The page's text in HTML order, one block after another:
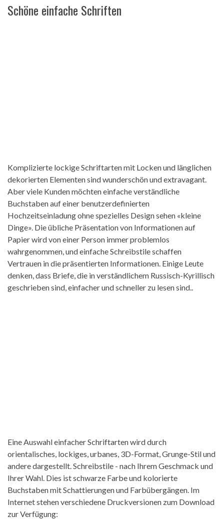
Schöne einfache Schriften
Komplizierte lockige Schriftarten mit Locken und länglichen
dekorierten Elementen sind wunderschön und extravagant.
Aber viele Kunden möchten einfache verständliche
Buchstaben auf einer benutzerdefinierten
Hochzeitseinladung ohne spezielles Design sehen «kleine
Dinge». Die übliche Präsentation von Informationen auf
Papier wird von einer Person immer problemlos
wahrgenommen, und einfache Schreibstile schaffen
Vertrauen in die präsentierten Informationen. Einige Leute
denken, dass Briefe, die in verständlichem Russisch-Kyrillisch
geschrieben sind, einfacher und schneller zu lesen sind..
Eine Auswahl einfacher Schriftarten wird durch
orientalisches, lockiges, urbanes, 3D-Format, Grunge-Stil und
andere dargestellt. Schreibstile - nach Ihrem Geschmack und
Ihrer Wahl. Dies ist schwarze Farbe und kolorierte
Buchstaben mit Schattierungen und Farbübergängen. Im
Internet stehen verschiedene Druckversionen zum Download
zur Verfügung: